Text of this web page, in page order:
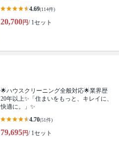
4.69(114件)
20,700円/ 1セット
🌟ハウスクリーニング全般対応🌟業界歴
20年以上✨「住まいをもっと、キレイに、
快適に。」✨
4.70(51件)
79,695円/ 1セット